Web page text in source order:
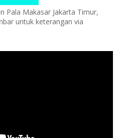
Pala Makasar Jakarta Timur,
untuk keterangan via